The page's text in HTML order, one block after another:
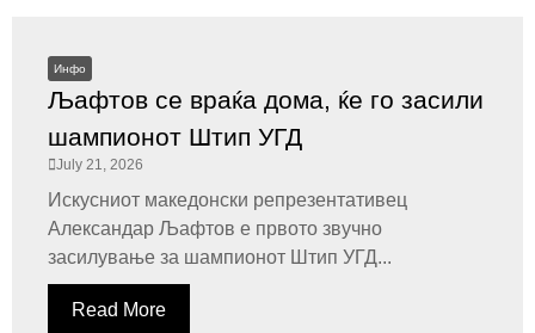
Инфо
Љафтов се враќа дома, ќе го засили
шампионот Штип УГД
July 21, 2026
Искусниот македонски репрезентативец
Александар Љафтов е првото звучно
засилување за шампионот Штип УГД...
Read More